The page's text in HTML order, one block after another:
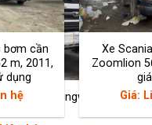
bơm cần
m, 2011,
dụng
hệ
Xe
Zoomlion
Giá:
hiệu Kyungwon